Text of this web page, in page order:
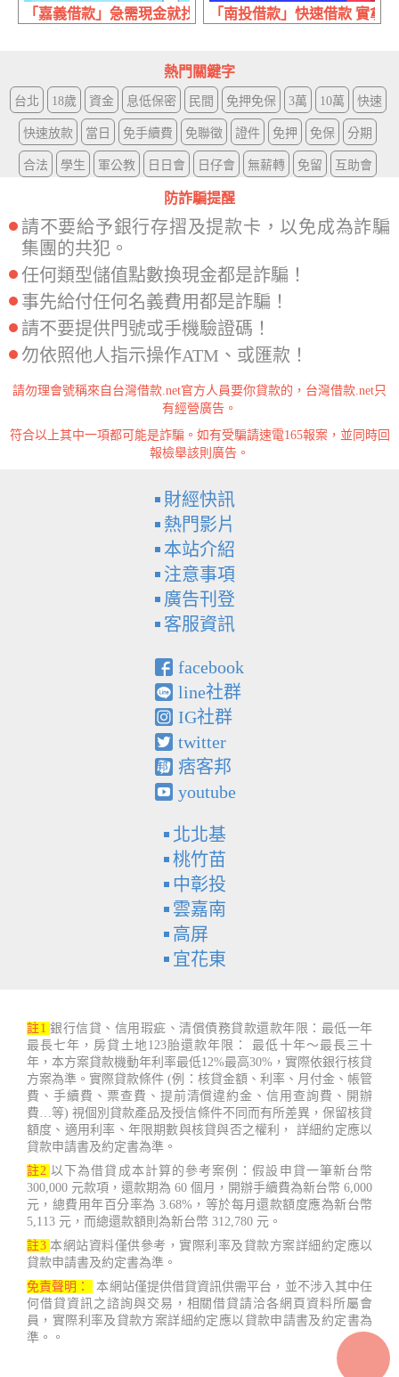
「嘉義借款」急需現金就找我 證件超速貸 | 60萬內 來電立
「南投借款」快速借款 實拿
熱門關鍵字
台北 18歲 資金 息低保密 民間 免押免保 3萬 10萬 快速
快速放款 當日 免手續費 免聯徵 證件 免押 免保 分期
合法 學生 軍公教 日日會 日仔會 無薪轉 免留 互助會
防詐騙提醒
請不要給予銀行存摺及提款卡，以免成為詐騙
集團的共犯。
任何類型儲值點數換現金都是詐騙！
事先給付任何名義費用都是詐騙！
請不要提供門號或手機驗證碼！
勿依照他人指示操作ATM、或匯款！
請勿理會號稱來自台灣借款.net官方人員要你貸款的，台灣借款.net只
有經營廣告。
符合以上其中一項都可能是詐騙。如有受騙請速電165報案，並同時回
報檢舉該則廣告。
財經快訊
熱門影片
本站介紹
注意事項
廣告刊登
客服資訊
facebook
line社群
IG社群
twitter
痞客邦
youtube
北北基
桃竹苗
中彰投
雲嘉南
高屏
宜花東
註1 銀行信貸、信用瑕疵、清償債務貸款還款年限：最低一年
最長七年，房貸土地123胎還款年限： 最低十年～最長三十
年，本方案貸款機動年利率最低12%最高30%，實際依銀行核貸
方案為準。實際貸款條件 (例：核貸金額、利率、月付金、帳管
費、手續費、票查費、提前清償違約金、信用查詢費、開辦
費…等) 視個別貸款產品及授信條件不同而有所差異，保留核貸
額度、適用利率、年限期數與核貸與否之權利， 詳細約定應以
貸款申請書及約定書為準。
註2 以下為借貸成本計算的參考案例：假設申貸一筆新台幣
300,000 元款項，還款期為 60 個月，開辦手續費為新台幣 6,000
元，總費用年百分率為 3.68%，等於每月還款額度應為新台幣
5,113 元，而總還款額則為新台幣 312,780 元。
註3 本網站資料僅供參考，實際利率及貸款方案詳細約定應以
貸款申請書及約定書為準。
免責聲明：
本網站僅提供借貸資訊供需平台，並不涉入其中任
何借貸資訊之諮詢與交易，相關借貸請洽各網頁資料所屬會
員，實際利率及貸款方案詳細約定應以貸款申請書及約定書為
準。。